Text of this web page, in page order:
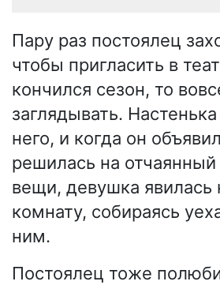
Пару раз постоялец
чтобы пригласить в
кончился сезон, то
заглядывать.
него, и когда он
решилась на
вещи, девушка явилась
комнату, собираясь
ним.
Постоялец тоже